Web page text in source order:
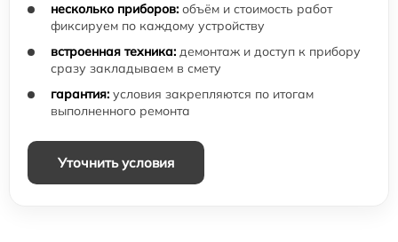
несколько приборов: объём и стоимость работ
фиксируем по каждому устройству
встроенная техника: демонтаж и доступ к прибору
сразу закладываем в смету
гарантия: условия закрепляются по итогам
выполненного ремонта
Уточнить условия